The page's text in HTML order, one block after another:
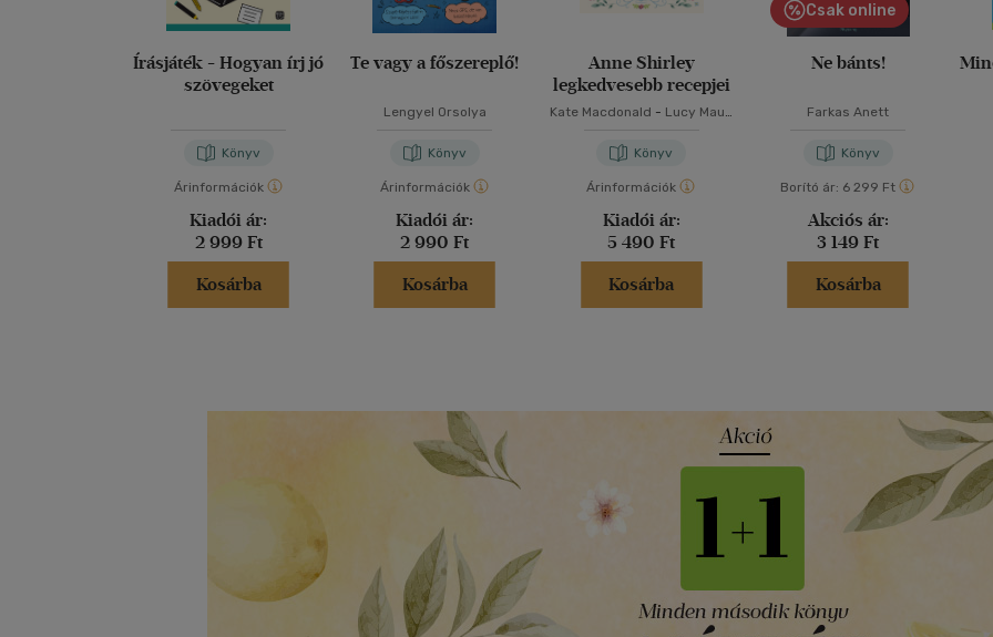
Írásjáték - Hogyan írj jó
szövegeket
Könyv
Árinformációk
Kiadói ár:
2 999 Ft
Kosárba
Te vagy a főszereplő!
Lengyel Orsolya
Könyv
Árinformációk
Kiadói ár:
2 990 Ft
Kosárba
Anne Shirley
legkedvesebb recepjei
Kate Macdonald - Lucy Maud
Könyv
Árinformációk
Kiadói ár:
5 490 Ft
Kosárba
Csak online
Ne bánts!
Farkas Anett
Könyv
Borító ár: 6 299 Ft
Akciós ár:
3 149 Ft
Kosárba